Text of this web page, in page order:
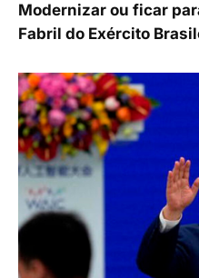
Modernizar ou ficar
Fabril do Exército